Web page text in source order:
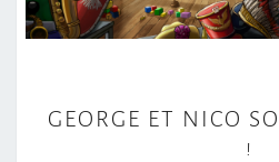
E
GEORGE ET NICO
!